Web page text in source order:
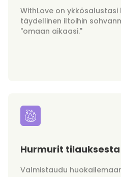
WithLove on
täydellinen iltoihin
"omaan aikaasi."
Hurmurit tilauksesta
Valmistaudu